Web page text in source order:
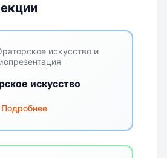
искусство и
искусство
Подробнее